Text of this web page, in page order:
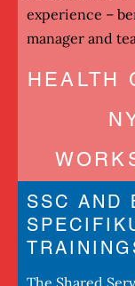
experience –
manager and
HEALTH
The Shared
SSC AND